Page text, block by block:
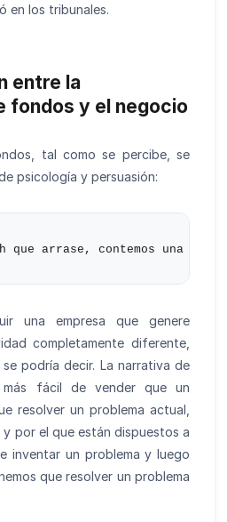
en los tribunales.
entre la
fondos y el negocio
tal como se percibe, se
psicología y persuasión:
una empresa que genere
completamente diferente,
podría decir. La narrativa de
fácil de vender que un
resolver un problema actual,
por el que están dispuestos a
inventar un problema y luego
que resolver un problema